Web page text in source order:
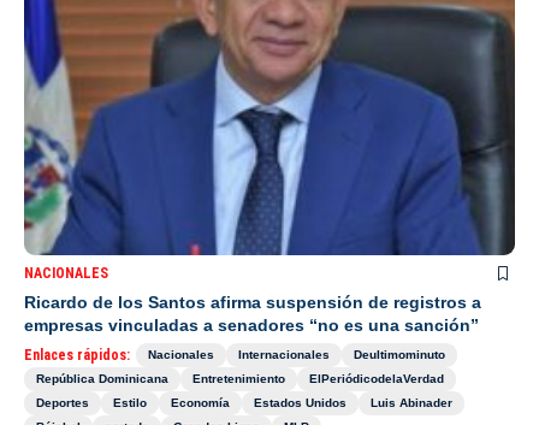
NACIONALES
Ricardo de los Santos afirma suspensión de registros a
empresas vinculadas a senadores “no es una sanción”
Enlaces rápidos: Nacionales Internacionales
Deultimominuto
República Dominicana
Entretenimiento
ElPeriódicodelaVerdad
Deportes
Estilo Economía Estados Unidos
Luis Abinader